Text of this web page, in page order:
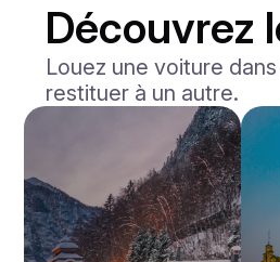
Mercedes Benz
Maybach S-klasse 580
Réservez dès
Découvrez
Louez une voiture
restituer à un autre.